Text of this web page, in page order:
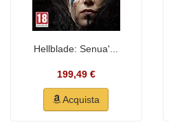
Hellblade: Senua'...
199,49 €
Acquista